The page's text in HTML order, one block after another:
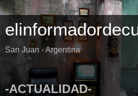
San Juan - Argentina
-ACTUALIDAD-